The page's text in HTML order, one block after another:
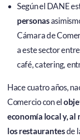
Según el DANE
personas
Cámara de
a este sector
café, catering,
Hace cuatro años,
Comercio con el
economía local y,
los restaurantesde